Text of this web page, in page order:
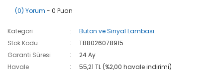
(0) Yorum - 0 Puan
Kategori
Buton ve Sinyal Lambası
Stok Kodu
TB8026078915
Garanti Süresi
24 Ay
Havale
55,21 TL (%2,00 havale indirimi)